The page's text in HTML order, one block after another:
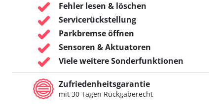
Fehler lesen & löschen
Servicerückstellung
Parkbremse öffnen
Sensoren & Aktuatoren
Viele weitere Sonderfunktionen
Zufriedenheitsgarantie
mit 30 Tagen Rückgaberecht